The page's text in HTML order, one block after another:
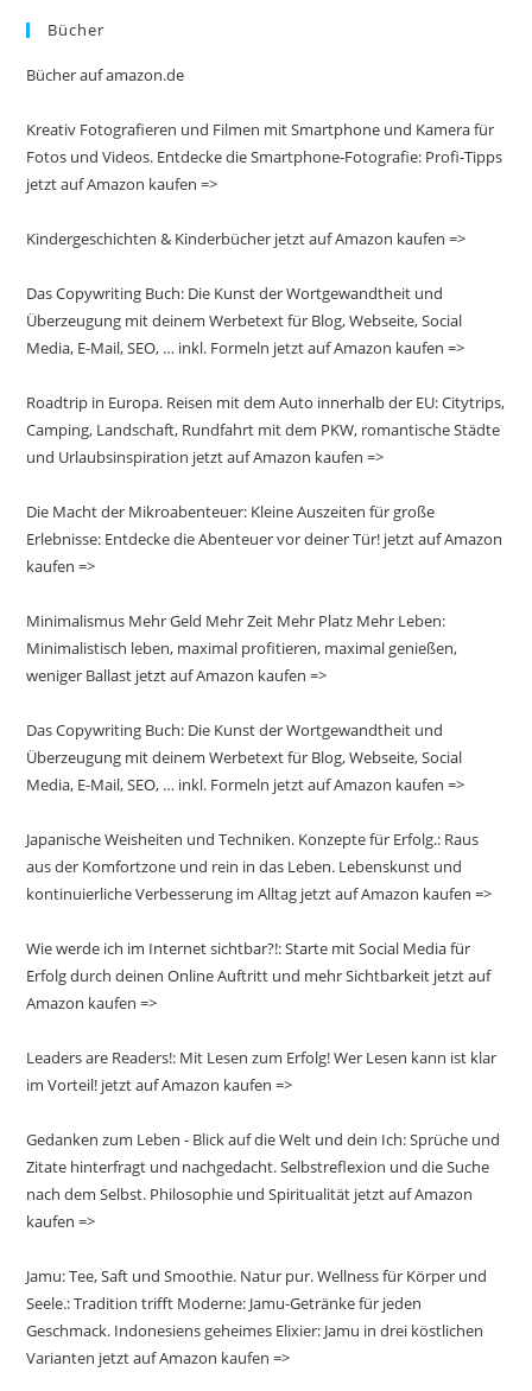
Bücher
Bücher auf amazon.de
Kreativ Fotografieren und Filmen mit Smartphone und Kamera für
Fotos und Videos. Entdecke die Smartphone-Fotografie: Profi-Tipps
jetzt auf Amazon kaufen =>
Kindergeschichten & Kinderbücher jetzt auf Amazon kaufen =>
Das Copywriting Buch: Die Kunst der Wortgewandtheit und
Überzeugung mit deinem Werbetext für Blog, Webseite, Social
Media, E-Mail, SEO, … inkl. Formeln jetzt auf Amazon kaufen =>
Roadtrip in Europa. Reisen mit dem Auto innerhalb der EU: Citytrips,
Camping, Landschaft, Rundfahrt mit dem PKW, romantische Städte
und Urlaubsinspiration jetzt auf Amazon kaufen =>
Die Macht der Mikroabenteuer: Kleine Auszeiten für große
Erlebnisse: Entdecke die Abenteuer vor deiner Tür! jetzt auf Amazon
kaufen =>
Minimalismus Mehr Geld Mehr Zeit Mehr Platz Mehr Leben:
Minimalistisch leben, maximal profitieren, maximal genießen,
weniger Ballast jetzt auf Amazon kaufen =>
Das Copywriting Buch: Die Kunst der Wortgewandtheit und
Überzeugung mit deinem Werbetext für Blog, Webseite, Social
Media, E-Mail, SEO, … inkl. Formeln jetzt auf Amazon kaufen =>
Japanische Weisheiten und Techniken. Konzepte für Erfolg.: Raus
aus der Komfortzone und rein in das Leben. Lebenskunst und
kontinuierliche Verbesserung im Alltag jetzt auf Amazon kaufen =>
Wie werde ich im Internet sichtbar?!: Starte mit Social Media für
Erfolg durch deinen Online Auftritt und mehr Sichtbarkeit jetzt auf
Amazon kaufen =>
Leaders are Readers!: Mit Lesen zum Erfolg! Wer Lesen kann ist klar
im Vorteil! jetzt auf Amazon kaufen =>
Gedanken zum Leben - Blick auf die Welt und dein Ich: Sprüche und
Zitate hinterfragt und nachgedacht. Selbstreflexion und die Suche
nach dem Selbst. Philosophie und Spiritualität jetzt auf Amazon
kaufen =>
Jamu: Tee, Saft und Smoothie. Natur pur. Wellness für Körper und
Seele.: Tradition trifft Moderne: Jamu-Getränke für jeden
Geschmack. Indonesiens geheimes Elixier: Jamu in drei köstlichen
Varianten jetzt auf Amazon kaufen =>